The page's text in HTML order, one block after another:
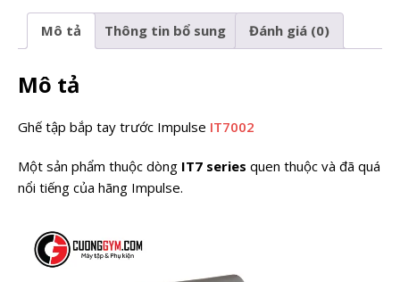
Mô tả Thông tin bổ sung Đánh giá (0)
Mô tả
Ghế tập bắp tay trước Impulse IT7002
Một sản phẩm thuộc dòng IT7 series quen thuộc và đã quá
nổi tiếng của hãng Impulse.